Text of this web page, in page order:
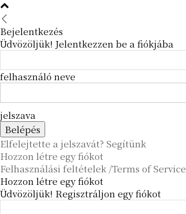
Bejelentkezés
Üdvözöljük! Jelentkezzen be a fiókjába
felhasználó neve
jelszava
Elfelejtette a jelszavát? Segítünk
Hozzon létre egy fiókot
Felhasználási feltételek /Terms of Service
Hozzon létre egy fiókot
Üdvözöljük! Regisztráljon egy fiókot